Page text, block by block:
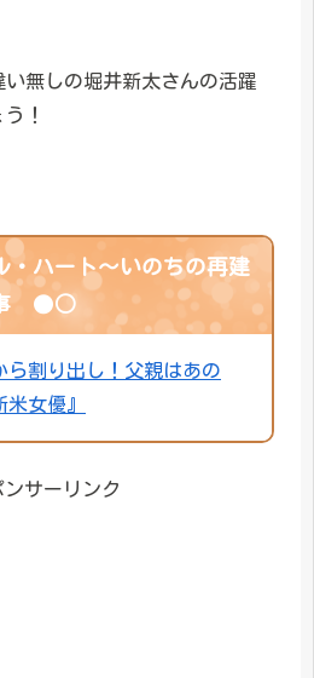
無しの堀井新太さんの活躍
！
ハート～いのちの再建
事 ●○
ら割り出し！父親はあの
女優』
ンサーリンク